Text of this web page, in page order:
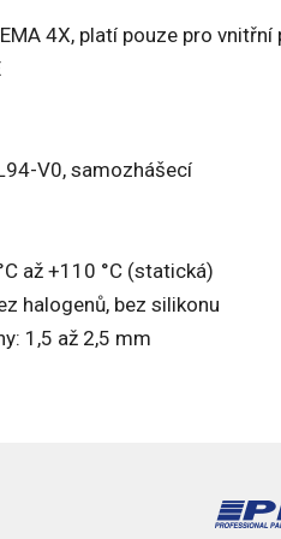
4X, platí pouze pro
V0, samozhášecí
až +110 °C (statická)
halogenů, bez silikonu
1,5 až 2,5 mm